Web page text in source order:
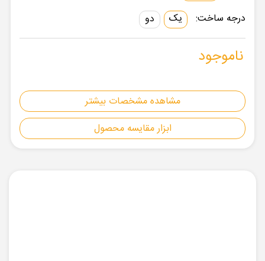
مشاهده مشخصات بیشتر
ابزار مقایسه محصول
درجه ساخت:
یک دو
ناموجود